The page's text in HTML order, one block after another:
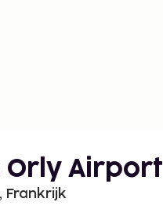
Orly Airport
Frankrijk